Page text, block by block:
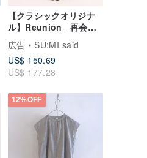
【クラシックオリジナ
ル】Reunion _再会大
ポケット洋装_ CLD
011 _茶色
広告
SU:MI said
US$ 150.69
US$ 177.28
12%OFF